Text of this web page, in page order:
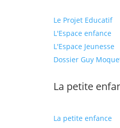
Le Projet Educatif
L'Espace enfance
L'Espace Jeunesse
Dossier Guy
La petite
La petite enfance